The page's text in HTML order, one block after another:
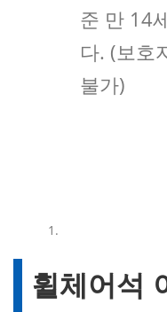
준 만 14
다. (보호
불가)
휠체어석